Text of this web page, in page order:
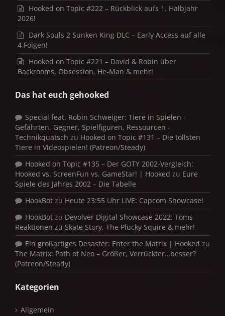
Hooked on Topic #222 – Rückblick aufs 1. Halbjahr
2026!
Dark Souls 2 Sunken King DLC – Early Access auf alle
4 Folgen!
Hooked on Topic #221 – David & Robin über
Backrooms, Obsession, He-Man & mehr!
Das hat euch gehooked
Special feat. Robin Schweiger: Tiere in Spielen -
Gefährten, Gegner, Spielfiguren, Ressourcen -
Technikquatsch zu Hooked on Topic #131 – Die tollsten
Tiere in Videospielen! (Patreon/Steady)
Hooked on Topic #135 – Der GOTY 2002-Vergleich:
Hooked vs. ScreenFun vs. GameStar! | Hooked zu Eure
Spiele des Jahres 2002 – Die Tabelle
HookBot zu Heute 23:55 Uhr LIVE: Capcom Showcase!
HookBot zu Devolver Digital Showcase 2022: Toms
Reaktionen zu Skate Story, The Plucky Squire & mehr!
Ein großartiges Desaster: Enter the Matrix | Hooked zu
The Matrix: Path of Neo – Größer, Verrückter…besser?
(Patreon/Steady)
Kategorien
Allgemein